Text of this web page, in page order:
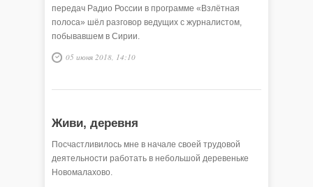
передач Радио России в программе «Взлётная
полоса» шёл разговор ведущих с журналистом,
побывавшем в Сирии.
05 июня 2018, 14:10
Живи, деревня
Посчастливилось мне в начале своей трудовой
деятельности работать в небольшой деревеньке
Новомалахово.